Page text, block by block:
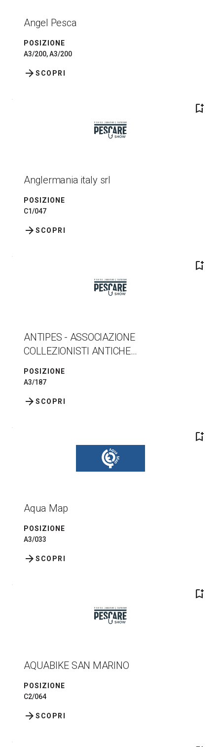
Angel Pesca
POSIZIONE
A3/200, A3/200
SCOPRI
arrow_forward
bookmark_add
Anglermania italy srl
POSIZIONE
C1/047
SCOPRI
arrow_forward
bookmark_add
ANTIPES - ASSOCIAZIONE
COLLEZIONISTI ANTICHE
POSIZIONE
A3/187
SCOPRI
arrow_forward
bookmark_add
Aqua Map
POSIZIONE
A3/033
SCOPRI
arrow_forward
bookmark_add
AQUABIKE SAN MARINO
POSIZIONE
C2/064
SCOPRI
arrow_forward